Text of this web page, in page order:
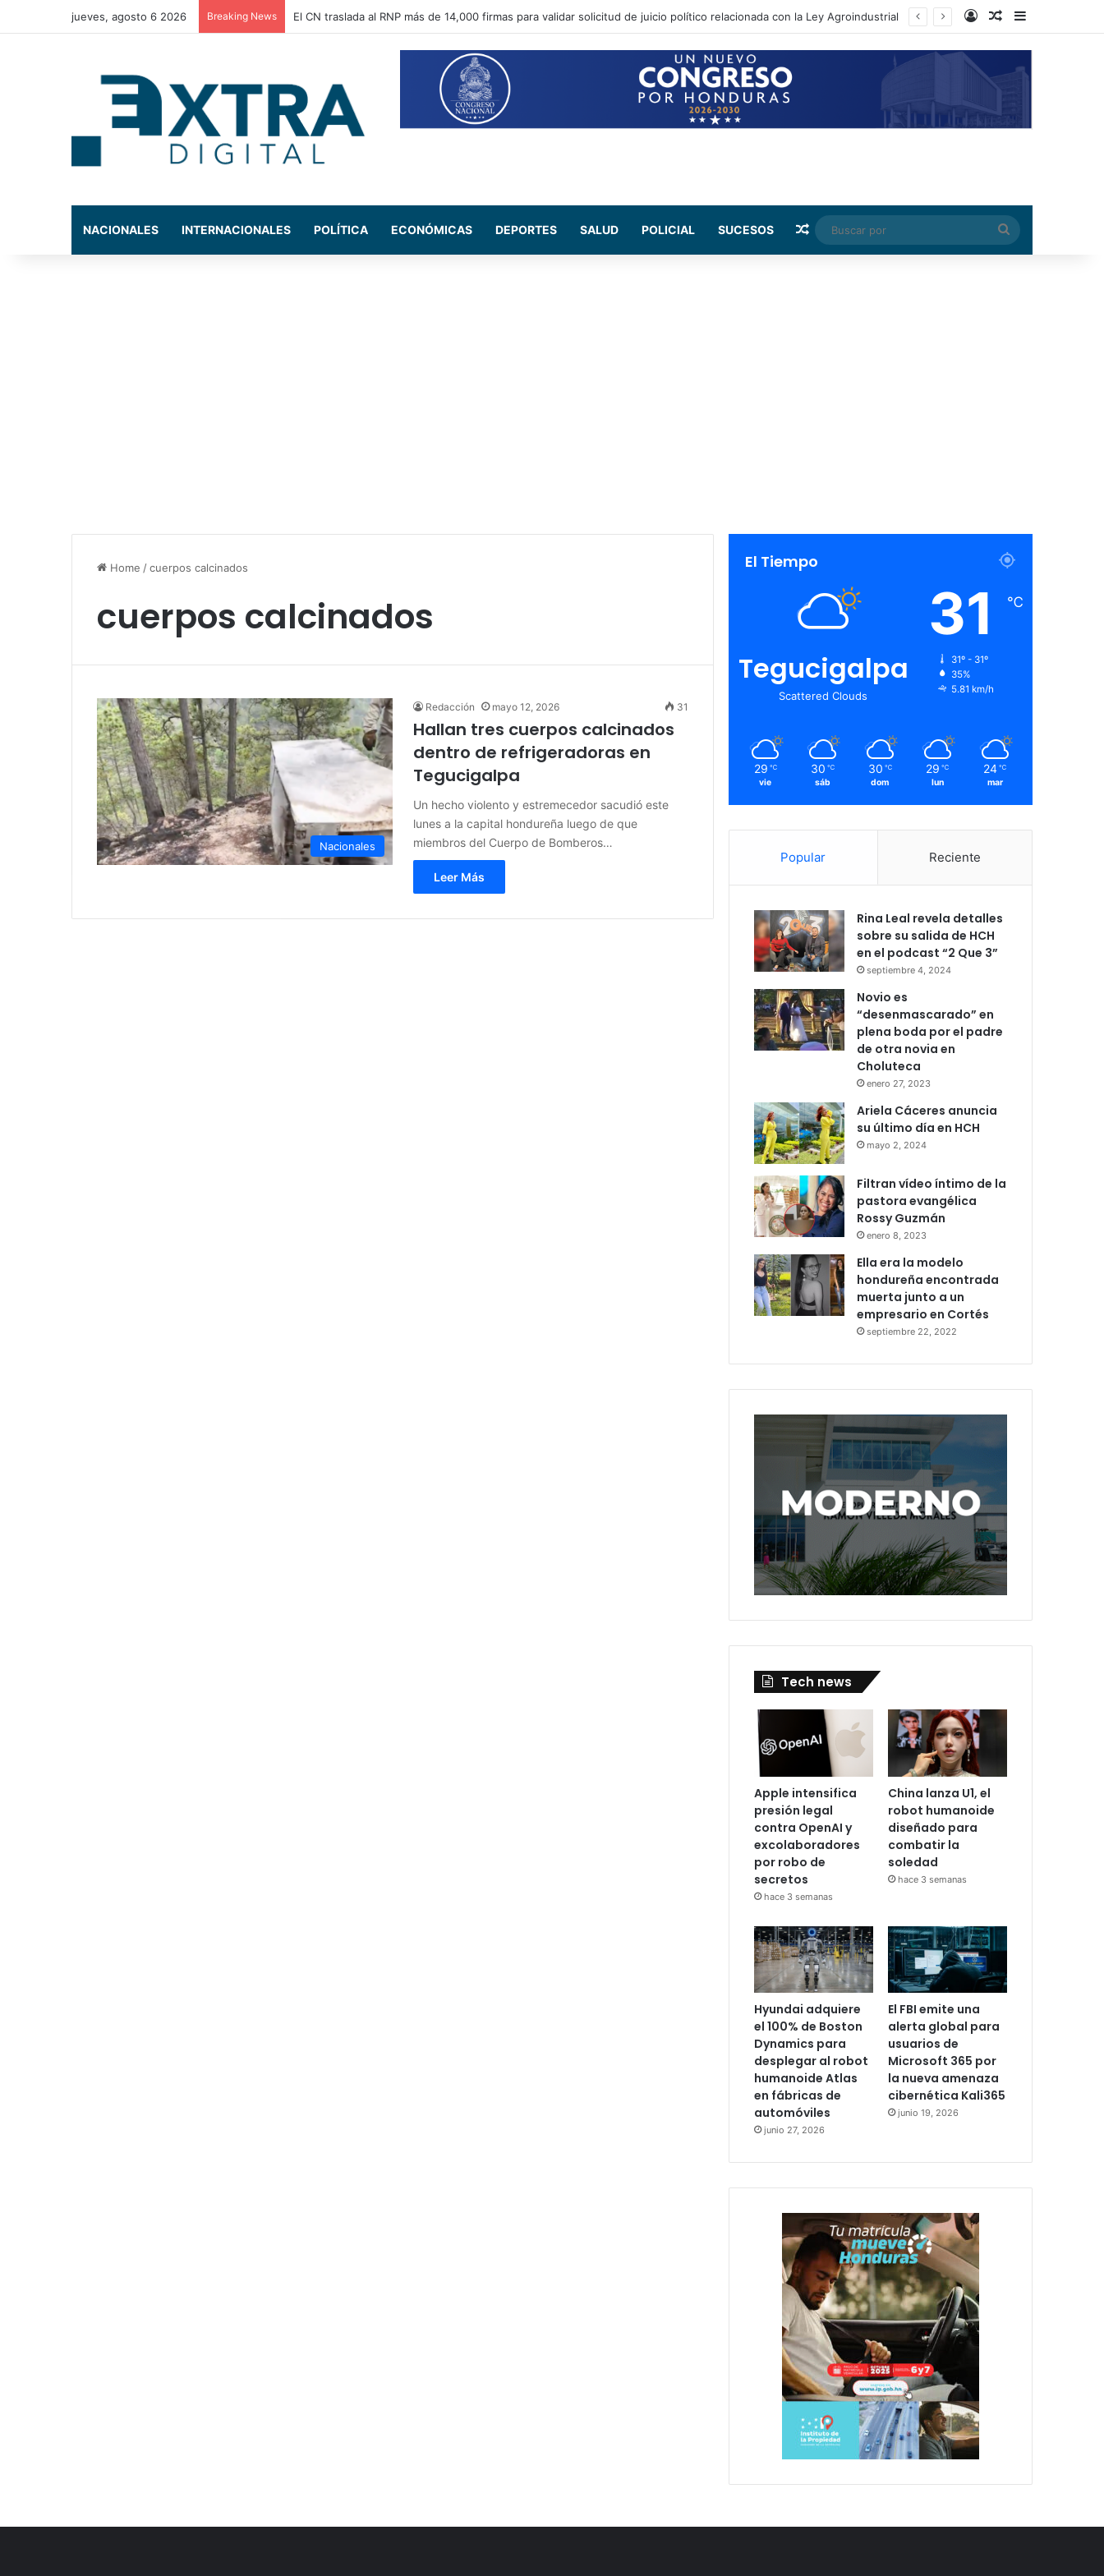
jueves, agosto 6 2026 Breaking News El CN traslada al RNP más de 14,000 firmas para validar solicitud de juicio político relacionada con la Ley Agroindustrial Log InRandom Article
NACIONALES INTERNACIONALES POLÍTICA ECONÓMICAS DEPORTES SALUD POLICIAL SUCESOS Random Article
Buscar
por
Home /cuerpos calcinados
cuerpos calcinados
Nacionales
Redacción mayo 12, 2026 31
Hallan tres cuerpos calcinados
dentro de refrigeradoras en
Tegucigalpa
Un hecho violento y estremecedor sacudió este
lunes a la capital hondureña luego de que
miembros del Cuerpo de Bomberos…
Leer Más
El Tiempo
Tegucigalpa
Scattered Clouds
31 ℃
31º - 31º
35%
5.81 km/h
29 ℃
vie
30 ℃
sáb
30 ℃
dom
29 ℃
lun
24 ℃
mar
Popular Reciente
Rina Leal revela detalles
sobre su salida de HCH
en el podcast “2 Que 3”
septiembre 4, 2024
Novio es
“desenmascarado” en
plena boda por el padre
de otra novia en
Choluteca
enero 27, 2023
Ariela Cáceres anuncia
su último día en HCH
mayo 2, 2024
Filtran vídeo íntimo de la
pastora evangélica
Rossy Guzmán
enero 8, 2023
Ella era la modelo
hondureña encontrada
muerta junto a un
empresario en Cortés
septiembre 22, 2022
Tech news
Apple intensifica
presión legal
contra OpenAI y
excolaboradores
por robo de
secretos
hace 3 semanas
China lanza U1, el
robot humanoide
diseñado para
combatir la
soledad
hace 3 semanas
Hyundai adquiere
el 100% de Boston
Dynamics para
desplegar al robot
humanoide Atlas
en fábricas de
automóviles
junio 27, 2026
El FBI emite una
alerta global para
usuarios de
Microsoft 365 por
la nueva amenaza
cibernética Kali365
junio 19, 2026